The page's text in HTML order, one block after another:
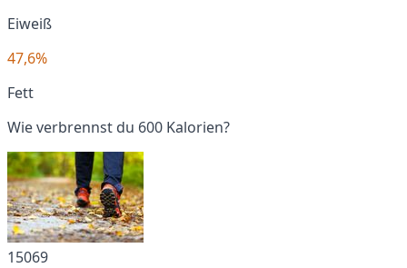
Eiweiß
47,6%
Fett
Wie verbrennst du 600 Kalorien?
15069